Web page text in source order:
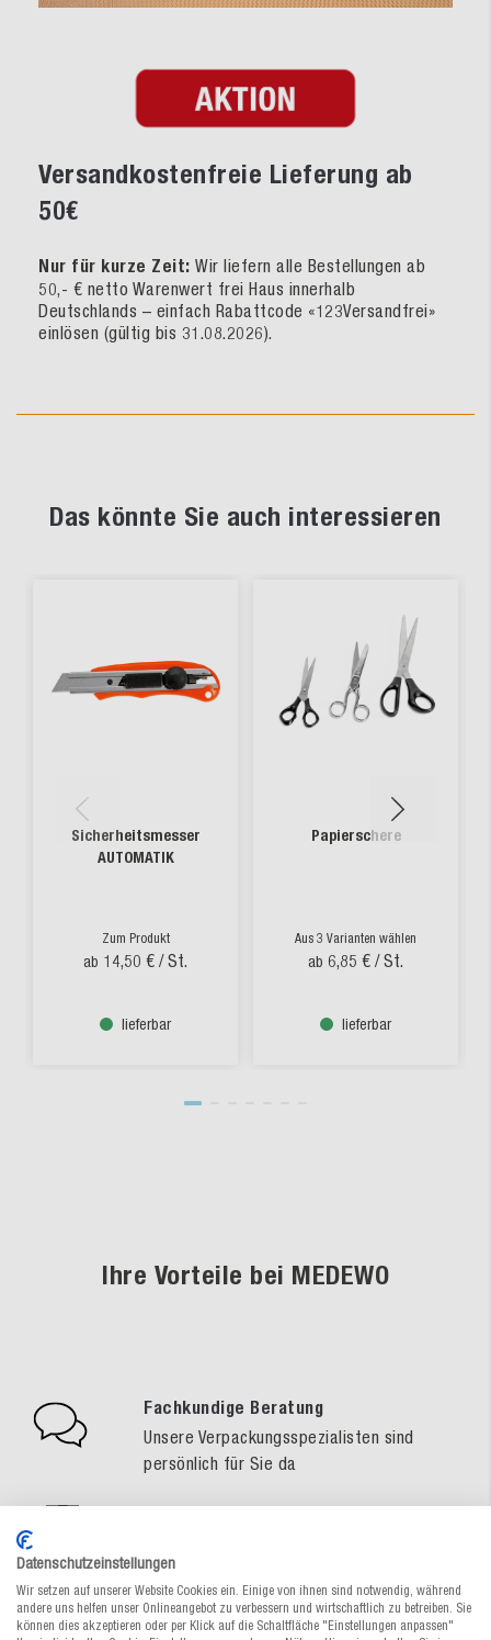
Versandkostenfreie Lieferung ab
50€
Nur für kurze Zeit: Wir liefern alle Bestellungen ab
50,- € netto Warenwert frei Haus innerhalb
Deutschlands – einfach Rabattcode «123Versandfrei»
einlösen (gültig bis 31.08.2026).
Das könnte Sie auch interessieren
Sicherheitsmesser
AUTOMATIK
Zum Produkt
ab 14,50 € / St.
lieferbar
Papierschere
Aus 3 Varianten wählen
ab 6,85 € / St.
lieferbar
Ihre Vorteile bei MEDEWO
Fachkundige Beratung
Unsere Verpackungsspezialisten sind
persönlich für Sie da
Verpackungswahl
Schnelle Lieferung
Datenschutzeinstellungen
Wir setzen auf unserer Website Cookies ein. Einige von ihnen sind notwendig, während
andere uns helfen unser Onlineangebot zu verbessern und wirtschaftlich zu betreiben. Sie
können dies akzeptieren oder per Klick auf die Schaltfläche "Einstellungen anpassen"